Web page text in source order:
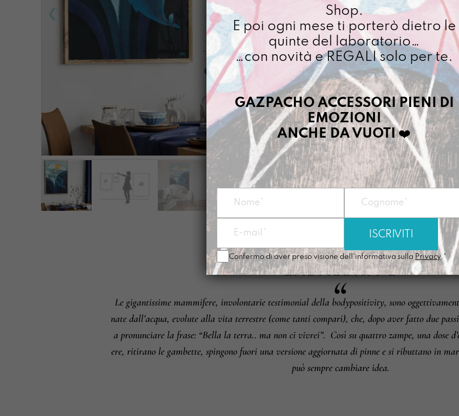
Cuciamo ogni ordine
4/5 giorni lavorativi,
importo superiore ai
Dettagli prodotto
Modalità di
Metodi di
Informazioni su
Collezione di
LABALENAÈ
Le gigantissime mammifere, involontarie testimonial della bodypositivity, sono
nate dall’acqua, evolute alla vita terrestre (come tanti compari), che, dopo aver fatto due
a pronunciare la frase: “Bella la terra.. ma non ci vivrei”. Così su quattro zampe, una dose
ere, ritirano le gambette, spingono fuori una versione aggiornata di pinne e si ributtano in
può sempre cambiare idea.
Shop.
E poi ogni mese ti porterò dietro le
quinte del laboratorio…
…con novità e REGALI solo per te.
GAZPACHO ACCESSORI PIENI DI
EMOZIONI
ANCHE DA VUOTI❤️
Confermo di aver preso visione dell'informativa sulla Privacy.*